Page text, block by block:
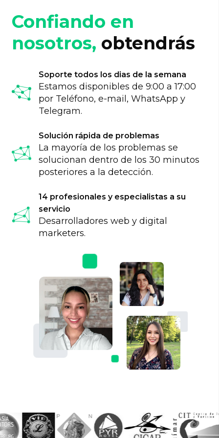
información sobre una empresa competidora
para que se ejecute una vez a la semana.
analizador de características semánticas en
claves, el llamado key-parser o analizador "Key".
Además, estos analizadores a menudo se
utilizan para verificar la ortografía.
Confiando en
nosotros, obtendrás
Soporte todos los dias de la semana
Estamos disponibles de 9:00 a 17:00
por Teléfono, e-mail, WhatsApp y
Telegram.
Solución rápida de problemas
La mayoría de los problemas se
solucionan dentro de los 30 minutos
posteriores a la detección.
14 profesionales y especialistas a su
servicio
Desarrolladores web y digital
marketers.